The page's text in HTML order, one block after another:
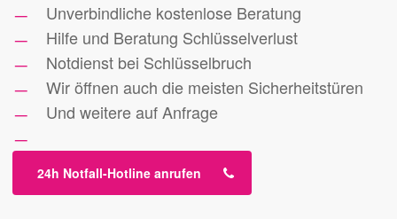
Unverbindliche kostenlose Beratung
Hilfe und Beratung Schlüsselverlust
Notdienst bei Schlüsselbruch
Wir öffnen auch die meisten Sicherheitstüren
Und weitere auf Anfrage
24h Notfall-Hotline anrufen